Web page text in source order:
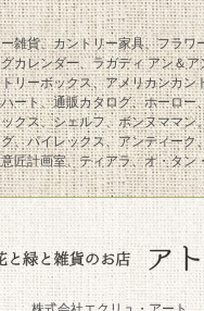
雑貨、カントリー家具、フラワ
カレンダー、ラガディ アン＆
リーボックス、アメリカンカン
ート、通販カタログ、ホーロー
クス、シェルフ、ボンヌママン
、パイレックス、アンティーク
匠計画室、ティアラ、オ・タ